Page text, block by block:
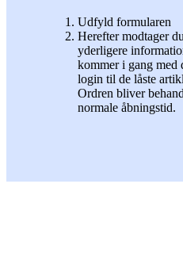
Udfyld formularen
Herefter modtager
yderligere
kommer i gang med
login til de låste
Ordren bliver
normale åbningstid.